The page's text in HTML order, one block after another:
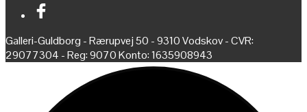
Galleri-Guldborg - Rærupvej 50 - 9310 Vodskov - CVR:
29077304 - Reg: 9070 Konto: 1635908943